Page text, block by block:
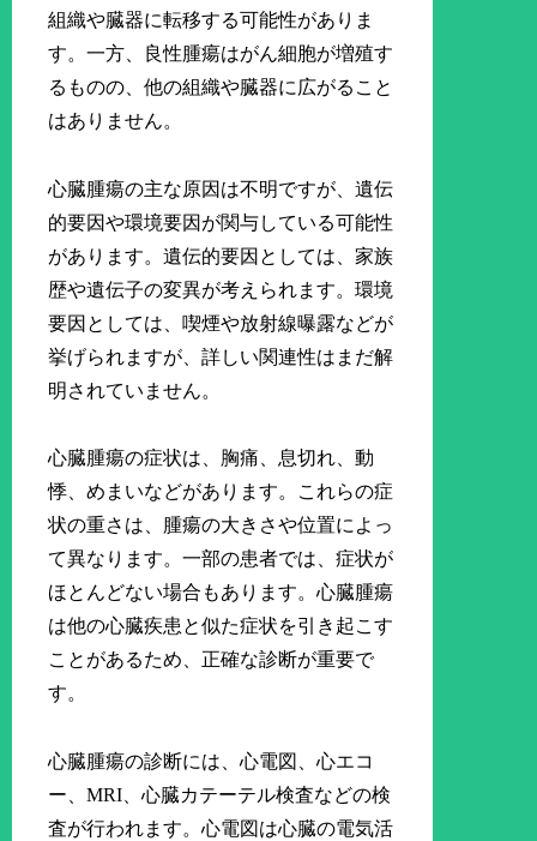
組織や臓器に転移する可能性がありま
す。一方、良性腫瘍はがん細胞が増殖す
るものの、他の組織や臓器に広がること
はありません。
心臓腫瘍の主な原因は不明ですが、遺伝
的要因や環境要因が関与している可能性
があります。遺伝的要因としては、家族
歴や遺伝子の変異が考えられます。環境
要因としては、喫煙や放射線曝露などが
挙げられますが、詳しい関連性はまだ解
明されていません。
心臓腫瘍の症状は、胸痛、息切れ、動
悸、めまいなどがあります。これらの症
状の重さは、腫瘍の大きさや位置によっ
て異なります。一部の患者では、症状が
ほとんどない場合もあります。心臓腫瘍
は他の心臓疾患と似た症状を引き起こす
ことがあるため、正確な診断が重要で
す。
心臓腫瘍の診断には、心電図、心エコ
ー、MRI、心臓カテーテル検査などの検
査が行われます。心電図は心臓の電気活